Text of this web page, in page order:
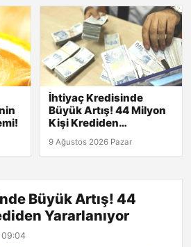
İhtiyaç Kredisinde
Büyük Artış! 44 Milyon
Kişi Krediden
9 Ağustos 2026 Pazar
Büyük Artış! 44
Yararlanıyor
09:04